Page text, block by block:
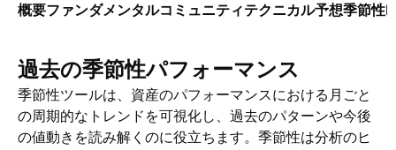
概要ファンダメンタルコミュニティテクニカル予想季節性
過去の季節性パフォーマンス
季節性ツールは、資産のパフォーマンスにおける月ごと
の周期的なトレンドを可視化し、過去のパターンや今後
の値動きを読み解くのに役立ちます。季節性は分析のヒ